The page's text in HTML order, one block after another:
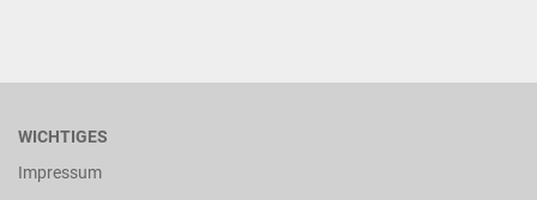
WICHTIGES
Impressum